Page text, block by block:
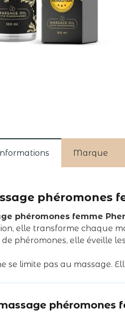
Marque
phéromones
phéromones femme
elle transforme chaque
de phéromones, elle éveille
se limite pas au massage.
phéromones